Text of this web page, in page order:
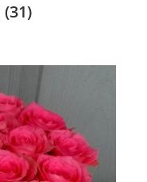
(31)